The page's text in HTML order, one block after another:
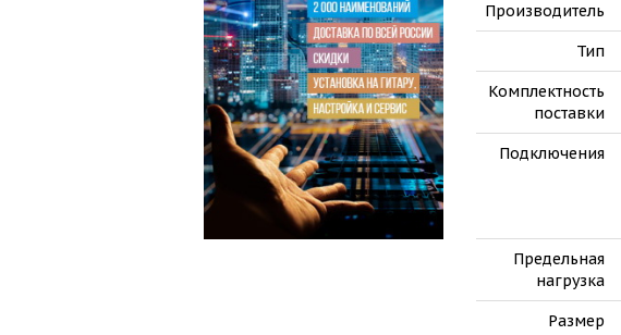
Производитель
Тип
Комплектность
поставки
Подключения
Предельная
нагрузка
Размер